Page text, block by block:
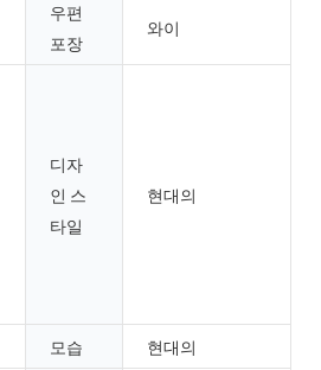
우편
포장
와이
디자
인 스
타일
현대의
모습 현대의